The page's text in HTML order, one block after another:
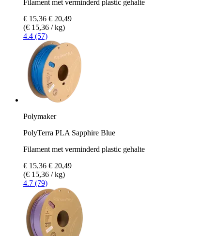
Filament met verminderd plastic gehalte
€ 15,36 € 20,49
(€ 15,36 / kg)
4.4 (57)
Polymaker
PolyTerra PLA Sapphire Blue
Filament met verminderd plastic gehalte
€ 15,36 € 20,49
(€ 15,36 / kg)
4.7 (79)